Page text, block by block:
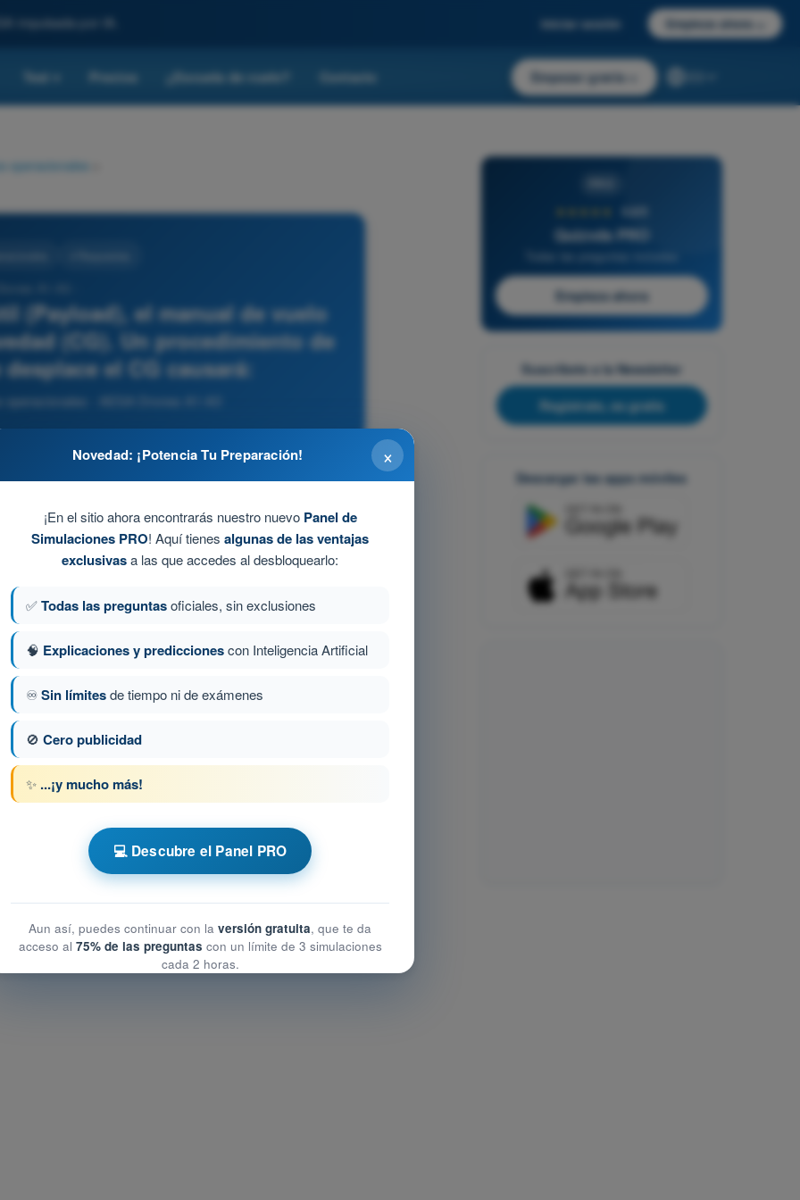
impulsada por IA. Iniciar sesión Empieza ahora
Test Precios ¿Escuela de vuelo? Contacto Empezar gratis
operacionales
(Payload), el manual de vuelo
(CG). Un procedimiento de
el CG causará:
- AESA Drones A1-A3
motores a trabajar por encima de su límite, lo que
control en vuelo.
13 de 120
Drones A1-A3
4,6/5
Quizvds PRO
Empieza ahora
Suscríbete a la Newsletter
Regístrate, es gratis
Descargar las apps móviles
×
Novedad: ¡Potencia Tu Preparación!
¡En el sitio ahora encontrarás nuestro nuevo Panel de
Simulaciones PRO! Aquí tienes algunas de las ventajas
exclusivasa las que accedes al desbloquearlo:
✅Todas las preguntasoficiales, sin exclusiones
🧠 Explicaciones y prediccionescon Inteligencia Artificial
♾️Sin límitesde tiempo ni de exámenes
🚫 Cero publicidad
✨ ...¡y mucho más!
💻 Descubre el Panel PRO
Aun así, puedes continuar con la versión gratuita, que te da
acceso al 75% de las preguntas con un límite de 3 simulaciones
cada 2 horas.